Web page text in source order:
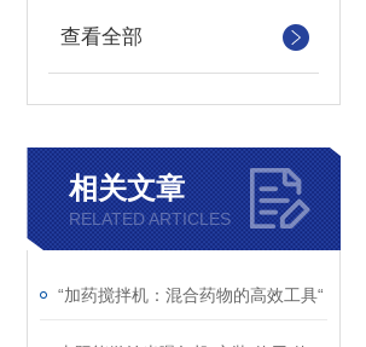
查看全部
相关文章
RELATED ARTICLES
“加药搅拌机：混合药物的高效工具“